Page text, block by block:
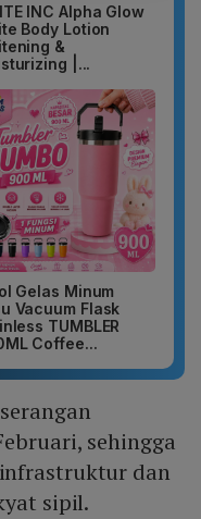
INC Alpha Glow
Body Lotion
&
|...
Gelas Minum
Vacuum Flask
TUMBLER
Coffee...
sehingga
dan
sipil.